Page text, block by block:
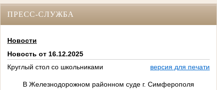
ПРЕСС-СЛУЖБА
Новости
Новость от 16.12.2025
Круглый стол со школьниками
версия для печати
В Железнодорожном районном суде г. Симферополя